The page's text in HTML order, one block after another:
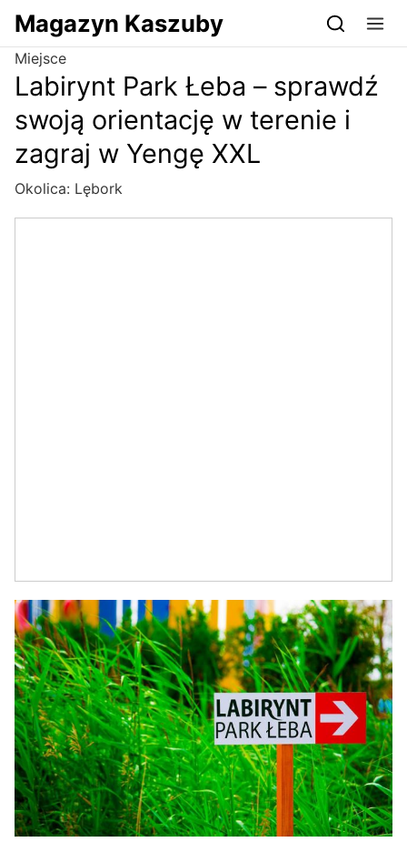
Przejdź do serwisu magazynkaszuby.pl
Magazyn Kaszuby
Miejsce
Labirynt Park Łeba – sprawdź
swoją orientację w terenie i
zagraj w Yengę XXL
Okolica: Lębork